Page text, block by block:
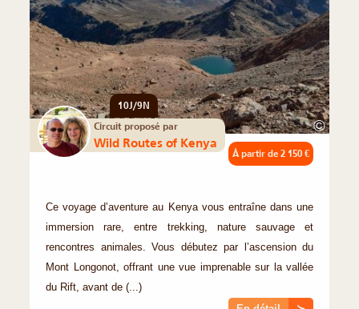
©
10J/9N
Circuit proposé par
Wild Routes of Kenya
À partir de 2 150 €
Ce voyage d’aventure au Kenya vous entraîne dans une
immersion rare, entre trekking, nature sauvage et
rencontres animales. Vous débutez par l’ascension du
Mont Longonot, offrant une vue imprenable sur la vallée
du Rift, avant de (...)